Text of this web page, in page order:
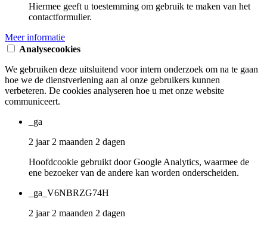
Hiermee geeft u toestemming om gebruik te maken van het
contactformulier.
Meer informatie
Analysecookies
We gebruiken deze uitsluitend voor intern onderzoek om na te gaan
hoe we de dienstverlening aan al onze gebruikers kunnen
verbeteren. De cookies analyseren hoe u met onze website
communiceert.
_ga
2 jaar 2 maanden 2 dagen
Hoofdcookie gebruikt door Google Analytics, waarmee de
ene bezoeker van de andere kan worden onderscheiden.
_ga_V6NBRZG74H
2 jaar 2 maanden 2 dagen